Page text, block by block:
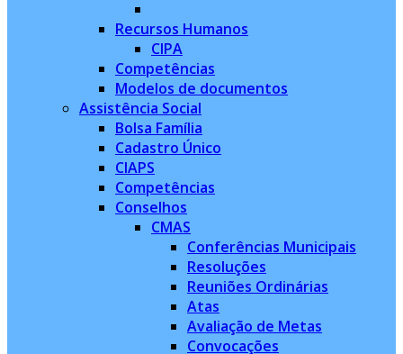
Recursos Humanos
CIPA
Competências
Modelos de documentos
Assistência Social
Bolsa Família
Cadastro Único
CIAPS
Competências
Conselhos
CMAS
Conferências Municipais
Resoluções
Reuniões Ordinárias
Atas
Avaliação de Metas
Convocações